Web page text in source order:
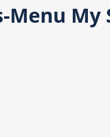
Menu My